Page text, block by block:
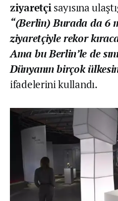
ziyaretçisayısına
“(Berlin) Burada da 6
ziyaretçiyle rekor
Ama bu Berlin’le de
Dünyanın birçok
ifadelerini kullandı.